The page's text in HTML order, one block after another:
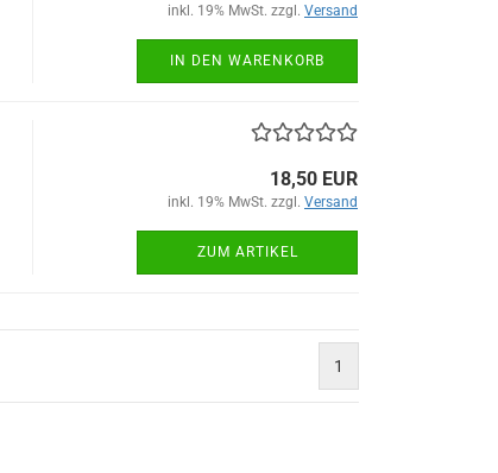
inkl. 19% MwSt. zzgl. Versand
IN DEN WARENKORB
18,50 EUR
inkl. 19% MwSt. zzgl. Versand
ZUM ARTIKEL
1